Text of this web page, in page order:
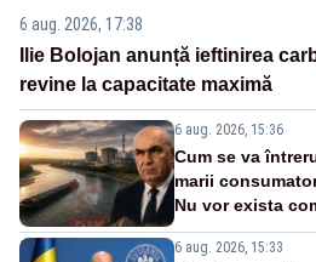
6 aug. 2026, 17:38
Ilie Bolojan anunță ieftinirea
revine la capacitate maximă
6 aug. 2026, 15:36
Cum se va
marii
Nu vor exista
6 aug. 2026, 15:33